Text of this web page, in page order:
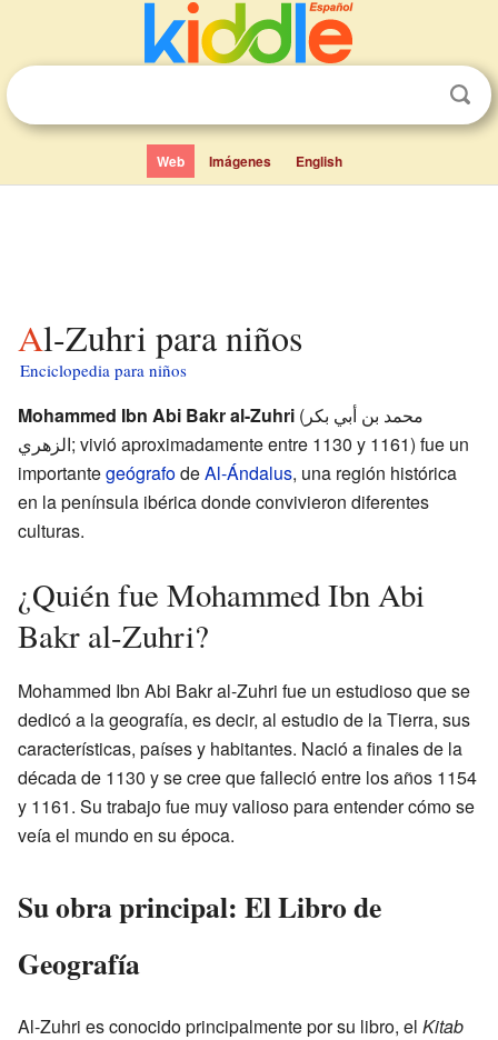
Web Imágenes English
Al-Zuhri para niños
Enciclopedia para niños
Mohammed Ibn Abi Bakr al-Zuhri (محمد بن أبي بكر
الزهري; vivió aproximadamente entre 1130 y 1161) fue un
importantegeógrafodeAl-Ándalus, una región histórica
en la península ibérica donde convivieron diferentes
culturas.
¿Quién fue Mohammed Ibn Abi
Bakr al-Zuhri?
Mohammed Ibn Abi Bakr al-Zuhri fue un estudioso que se
dedicó a la geografía, es decir, al estudio de la Tierra, sus
características, países y habitantes. Nació a finales de la
década de 1130 y se cree que falleció entre los años 1154
y 1161. Su trabajo fue muy valioso para entender cómo se
veía el mundo en su época.
Su obra principal: El Libro de
Geografía
Al-Zuhri es conocido principalmente por su libro, el Kitab